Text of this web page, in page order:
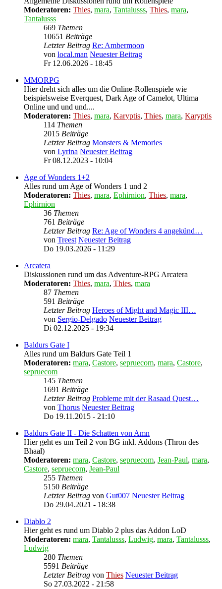
Moderatoren: Thies, mara, Tantalusss, Thies, mara,
Tantalusss
669 Themen
10651 Beiträge
Letzter Beitrag Re: Ambermoon
von local.man Neuester Beitrag
Fr 12.06.2026 - 18:45
MMORPG
Hier dreht sich alles um die Online-Rollenspiele wie
beispielsweise Everquest, Dark Age of Camelot, Ultima
Online und und und....
Moderatoren: Thies, mara, Karyptis, Thies, mara, Karyptis
114 Themen
2015 Beiträge
Letzter Beitrag Monsters & Memories
von Lyrina Neuester Beitrag
Fr 08.12.2023 - 10:04
Age of Wonders 1+2
Alles rund um Age of Wonders 1 und 2
Moderatoren: Thies, mara, Ephirnion, Thies, mara,
Ephirnion
36 Themen
761 Beiträge
Letzter Beitrag Re: Age of Wonders 4 angekünd…
von Treest Neuester Beitrag
Do 19.03.2026 - 11:29
Arcatera
Diskussionen rund um das Adventure-RPG Arcatera
Moderatoren: Thies, mara, Thies, mara
87 Themen
591 Beiträge
Letzter Beitrag Heroes of Might and Magic III…
von Sergio-Delgado Neuester Beitrag
Di 02.12.2025 - 19:34
Baldurs Gate I
Alles rund um Baldurs Gate Teil 1
Moderatoren: mara, Castore, sepruecom, mara, Castore,
sepruecom
145 Themen
1691 Beiträge
Letzter Beitrag Probleme mit der Rasaad Quest…
von Thorus Neuester Beitrag
Do 19.11.2015 - 21:10
Baldurs Gate II - Die Schatten von Amn
Hier geht es um Teil 2 von BG inkl. Addons (Thron des
Bhaal)
Moderatoren: mara, Castore, sepruecom, Jean-Paul, mara,
Castore, sepruecom, Jean-Paul
255 Themen
5150 Beiträge
Letzter Beitrag von Gut007 Neuester Beitrag
Do 29.04.2021 - 18:38
Diablo 2
Hier geht es rund um Diablo 2 plus das Addon LoD
Moderatoren: mara, Tantalusss, Ludwig, mara, Tantalusss,
Ludwig
280 Themen
5591 Beiträge
Letzter Beitrag von Thies Neuester Beitrag
So 27.03.2022 - 21:58